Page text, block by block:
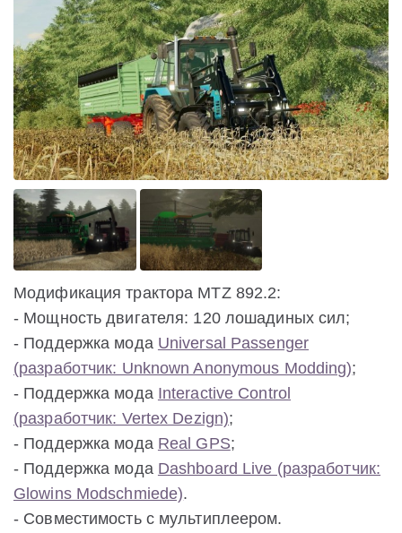
Модификация трактора MTZ 892.2:
- Мощность двигателя: 120 лошадиных сил;
- Поддержка мода Universal Passenger
(разработчик: Unknown Anonymous Modding);
- Поддержка мода Interactive Control
(разработчик: Vertex Dezign);
- Поддержка мода Real GPS;
- Поддержка мода Dashboard Live (разработчик:
Glowins Modschmiede).
- Совместимость с мультиплеером.